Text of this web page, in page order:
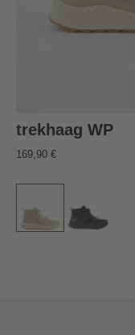
trekhaag WP
169,90 €